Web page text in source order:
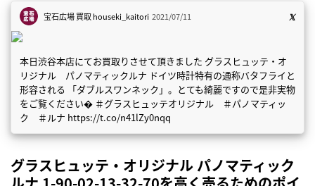
宝石広場 買取houseki_kaitori 2021/07/11
本日渋谷本店にてお買取りさせて頂きました グラスヒュッテ・オ
リジナル パノマティックルナ ドイツ時計特有の通称バタフライと
形容される 「ダブルスワンネック」。とても綺麗ですので是非実物
をご覧ください� ＃グラスヒュッテオリジナル ＃パノマティッ
ク ＃ルナ https://t.co/n41lZy0nqq
グラスヒュッテ・オリジナル パノマティック